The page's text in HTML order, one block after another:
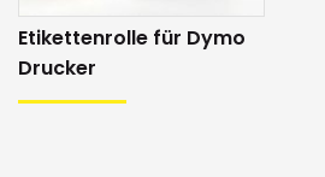
216 x 133 x 190 mm
Gewicht
Etikettenrolle für Dymo
Drucker